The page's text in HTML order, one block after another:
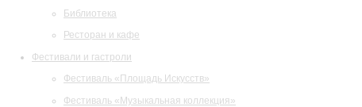
Библиотека
Ресторан и кафе
Фестивали и гастроли
Фестиваль «Площадь Искусств»
Фестиваль «Музыкальная коллекция»